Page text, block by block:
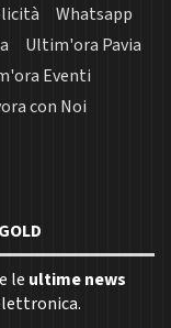
Whatsapp
Ultim'ora Pavia
Eventi
con Noi
le ultime news